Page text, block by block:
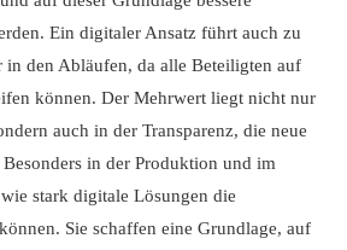
Ein digitaler Ansatz führt auch zu
in den Abläufen, da alle Beteiligten auf
können. Der Mehrwert liegt nicht nur
auch in der Transparenz, die neue
in der Produktion und im
stark digitale Lösungen die
Sie schaffen eine Grundlage, auf